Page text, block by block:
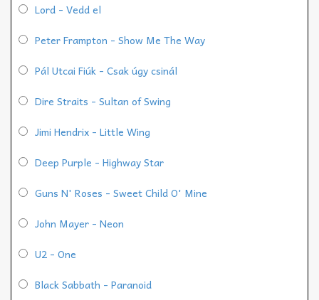
Lord - Vedd el
Peter Frampton - Show Me The Way
Pál Utcai Fiúk - Csak úgy csinál
Dire Straits - Sultan of Swing
Jimi Hendrix - Little Wing
Deep Purple - Highway Star
Guns N' Roses - Sweet Child O' Mine
John Mayer - Neon
U2 - One
Black Sabbath - Paranoid